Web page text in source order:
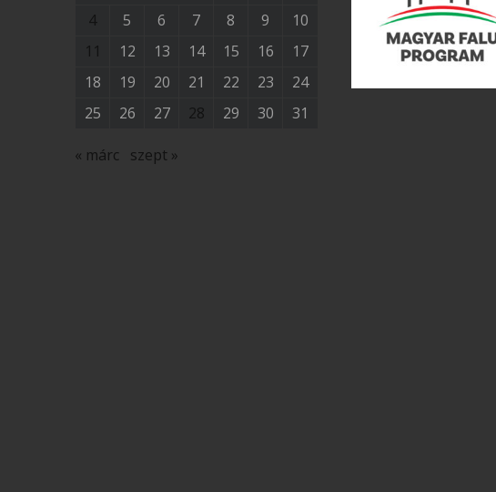
4
5 6 7 8 9
10
11
12 13 14 15 16
17
18
19 20 21 22 23
24
25
26 27 28 29 30 31
« márc szept »